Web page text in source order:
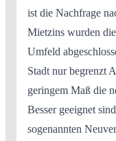
ist die Nachfrage
Mietzins wurden
Umfeld
Stadt nur begrenzt
geringem Maß die
Besser geeignet
sogenannten